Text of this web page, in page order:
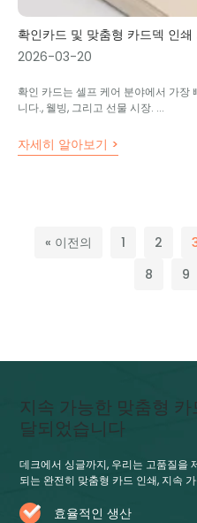
확인카드 및 맞춤형 카드덱 인쇄
2026-03-20
확인 카드는 셀프 케어 분야에서 가장
니다., 웰빙, 그리고 선물 시장. ...
자세히 알아보기 >
« 이전의 1 2
8
9
지속 가능한 맞춤형
달되었습니다
데크에서 싱글까지, 우리는 고품질을
되는 완전히 맞춤형 카드 인쇄, 지속
효율적인 생산